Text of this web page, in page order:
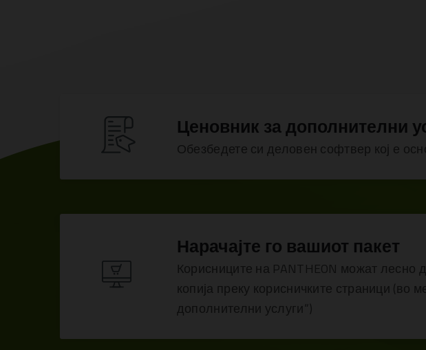
Ценовник за дополнителни
Обезбедете си деловен софтвер кој е
Нарачајте го вашиот пакет
Корисниците на PANTHEON можат лесно
копија преку корисничките страници (во
дополнителни услуги“)